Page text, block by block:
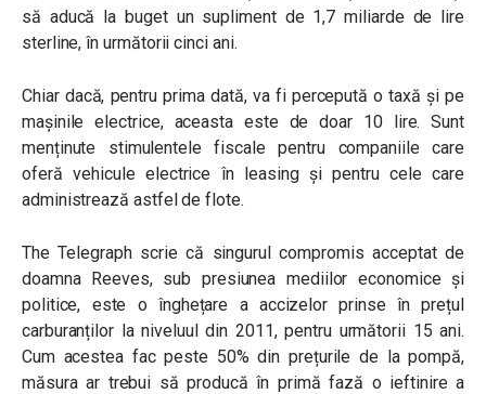
să aducă la buget un supliment de 1,7 miliarde de lire
sterline, în următorii cinci ani.
Chiar dacă, pentru prima dată, va fi percepută o taxă și pe
mașinile electrice, aceasta este de doar 10 lire. Sunt
menținute stimulentele fiscale pentru companiile care
oferă vehicule electrice în leasing și pentru cele care
administrează astfel de flote.
The Telegraph scrie că singurul compromis acceptat de
doamna Reeves, sub presiunea mediilor economice și
politice, este o înghețare a accizelor prinse în prețul
carburanților la niveluul din 2011, pentru următorii 15 ani.
Cum acestea fac peste 50% din prețurile de la pompă,
măsura ar trebui să producă în primă fază o ieftinire a